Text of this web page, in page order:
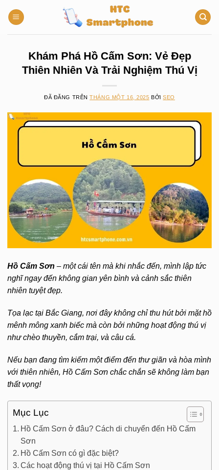
đến
Khám Phá Hồ Cấm Sơn: Vẻ Đẹp
Thiên Nhiên Và Trải Nghiệm Thú Vị
ĐÃ ĐĂNG TRÊNTHÁNG MỘT 16, 2025 BỞISEO
Hồ Cấm Sơn – một cái tên mà khi nhắc đến, mình lập tức
nghĩ ngay đến không gian yên bình và cảnh sắc thiên
nhiên tuyệt đẹp.
Tọa lạc tại Bắc Giang, nơi đây không chỉ thu hút bởi mặt hồ
mênh mông xanh biếc mà còn bởi những hoạt động thú vị
như chèo thuyền, cắm trại, và câu cá.
Nếu bạn đang tìm kiếm một điểm đến thư giãn và hòa mình
với thiên nhiên, Hồ Cấm Sơn chắc chắn sẽ không làm bạn
thất vọng!
Mục Lục
Hồ Cấm Sơn ở đâu? Cách di chuyển đến Hồ Cấm
Sơn
Hồ Cấm Sơn có gì đặc biệt?
Các hoạt động thú vị tại Hồ Cấm Sơn